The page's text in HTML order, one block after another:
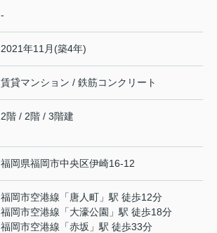
-
2021年11月(築4年)
賃貸マンション / 鉄筋コンクリート
2階 / 2階 / 3階建
福岡県福岡市中央区伊崎16-12
福岡市空港線 「 唐人町 」駅 徒歩12分
福岡市空港線 「大濠公園 」駅 徒歩18分
福岡市空港線 「赤坂 」駅 徒歩33分